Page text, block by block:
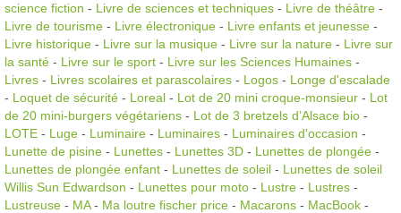
science fiction - Livre de sciences et techniques - Livre de théâtre -
Livre de tourisme - Livre électronique - Livre enfants et jeunesse -
Livre historique - Livre sur la musique - Livre sur la nature - Livre sur
la santé - Livre sur le sport - Livre sur les Sciences Humaines -
Livres - Livres scolaires et parascolaires - Logos - Longe d'escalade
- Loquet de sécurité - Loreal - Lot de 20 mini croque-monsieur - Lot
de 20 mini-burgers végétariens - Lot de 3 bretzels d’Alsace bio -
LOTE - Luge - Luminaire - Luminaires - Luminaires d'occasion -
Lunette de pisine - Lunettes - Lunettes 3D - Lunettes de plongée -
Lunettes de plongée enfant - Lunettes de soleil - Lunettes de soleil
Willis Sun Edwardson - Lunettes pour moto - Lustre - Lustres -
Lustreuse - MA- Ma loutre fischer price - Macarons - MacBook -